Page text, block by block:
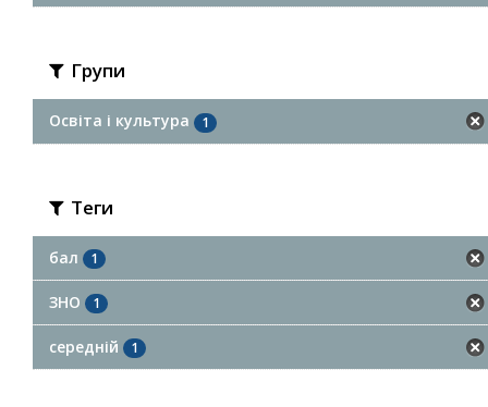
Групи
Освіта і культура 1
Теги
бал 1
ЗНО 1
середній 1